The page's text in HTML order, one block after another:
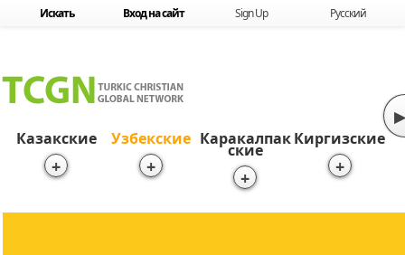
Skip to content
Искать Вход на сайт Sign Up Русский
Казакские
+
Узбекские
+
Каракалпак
ские
+
Киргизские
+
▶